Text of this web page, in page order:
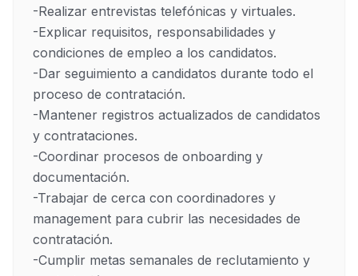
-Realizar entrevistas telefónicas y virtuales.
-Explicar requisitos, responsabilidades y
condiciones de empleo a los candidatos.
-Dar seguimiento a candidatos durante todo el
proceso de contratación.
-Mantener registros actualizados de candidatos
y contrataciones.
-Coordinar procesos de onboarding y
documentación.
-Trabajar de cerca con coordinadores y
management para cubrir las necesidades de
contratación.
-Cumplir metas semanales de reclutamiento y